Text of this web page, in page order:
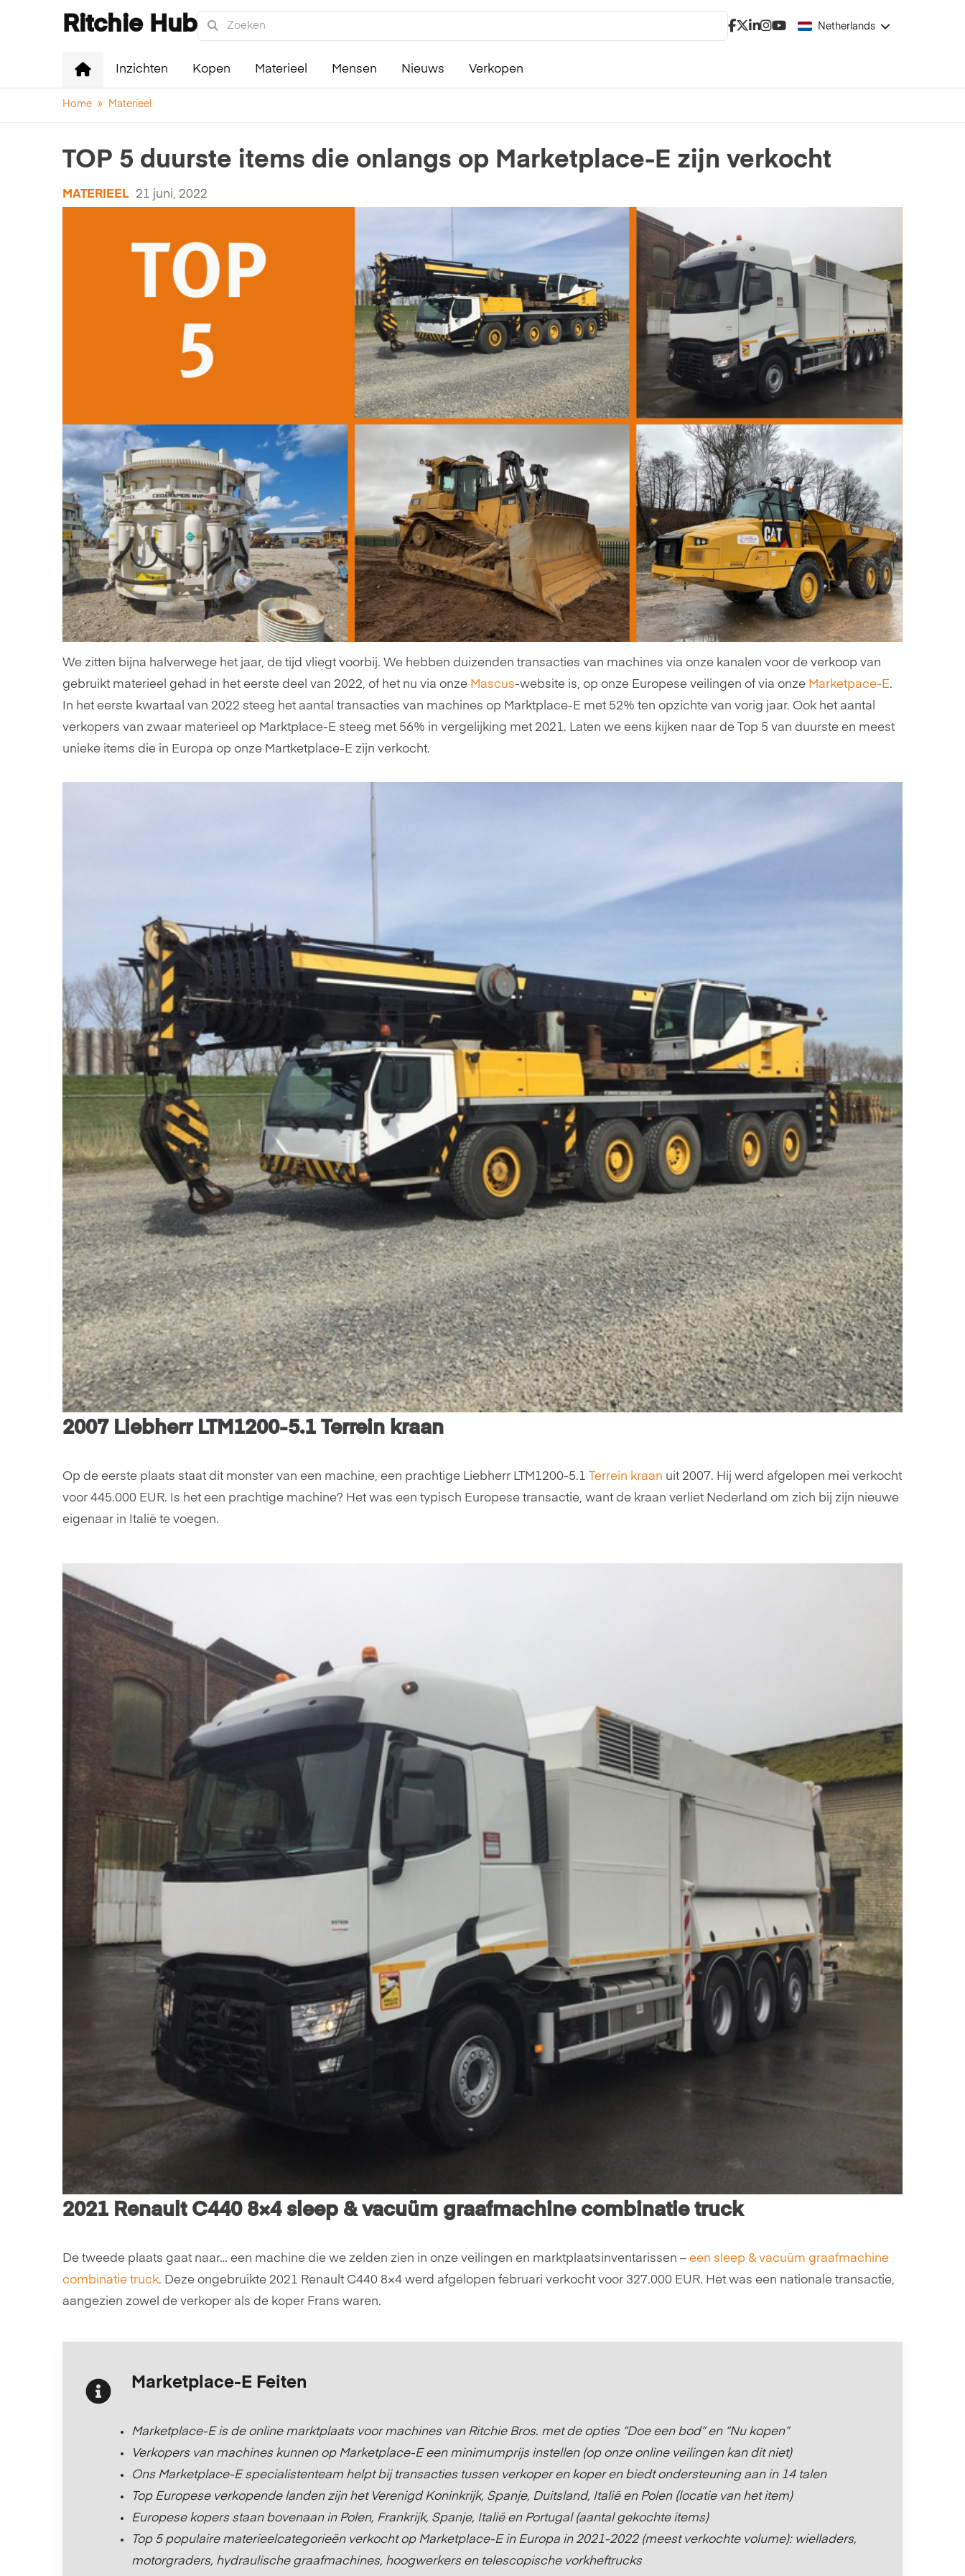
Ritchie Hub Netherlands
Inzichten Kopen Materieel Mensen Nieuws Verkopen
Home » Materieel
TOP 5 duurste items die onlangs op Marketplace-E zijn verkocht
MATERIEEL 21 juni, 2022
We zitten bijna halverwege het jaar, de tijd vliegt voorbij. We hebben duizenden transacties van machines via onze kanalen voor de verkoop van
gebruikt materieel gehad in het eerste deel van 2022, of het nu via onze Mascus-website is, op onze Europese veilingen of via onze Marketpace-E.
In het eerste kwartaal van 2022 steeg het aantal transacties van machines op Marktplace-E met 52% ten opzichte van vorig jaar. Ook het aantal
verkopers van zwaar materieel op Marktplace-E steeg met 56% in vergelijking met 2021. Laten we eens kijken naar de Top 5 van duurste en meest
unieke items die in Europa op onze Martketplace-E zijn verkocht.
2007 Liebherr LTM1200-5.1 Terrein kraan
Op de eerste plaats staat dit monster van een machine, een prachtige Liebherr LTM1200-5.1 Terrein kraan uit 2007. Hij werd afgelopen mei verkocht
voor 445.000 EUR. Is het een prachtige machine? Het was een typisch Europese transactie, want de kraan verliet Nederland om zich bij zijn nieuwe
eigenaar in Italië te voegen.
2021 Renault C440 8×4 sleep & vacuüm graafmachine combinatie truck
De tweede plaats gaat naar… een machine die we zelden zien in onze veilingen en marktplaatsinventarissen – een sleep & vacuüm graafmachine
combinatie truck. Deze ongebruikte 2021 Renault C440 8×4 werd afgelopen februari verkocht voor 327.000 EUR. Het was een nationale transactie,
aangezien zowel de verkoper als de koper Frans waren.
Marketplace-E Feiten
Marketplace-E is de online marktplaats voor machines van Ritchie Bros. met de opties “Doe een bod” en “Nu kopen”
Verkopers van machines kunnen op Marketplace-E een minimumprijs instellen (op onze online veilingen kan dit niet)
Ons Marketplace-E specialistenteam helpt bij transacties tussen verkoper en koper en biedt ondersteuning aan in 14 talen
Top Europese verkopende landen zijn het Verenigd Koninkrijk, Spanje, Duitsland, Italië en Polen (locatie van het item)
Europese kopers staan bovenaan in Polen, Frankrijk, Spanje, Italië en Portugal (aantal gekochte items)
Top 5 populaire materieelcategorieën verkocht op Marketplace-E in Europa in 2021-2022 (meest verkochte volume): wielladers,
motorgraders, hydraulische graafmachines, hoogwerkers en telescopische vorkheftrucks